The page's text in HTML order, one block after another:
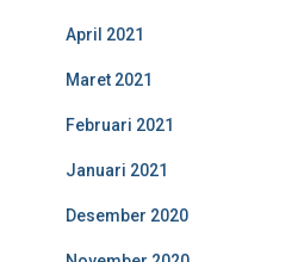
April 2021
Maret 2021
Februari 2021
Januari 2021
Desember 2020